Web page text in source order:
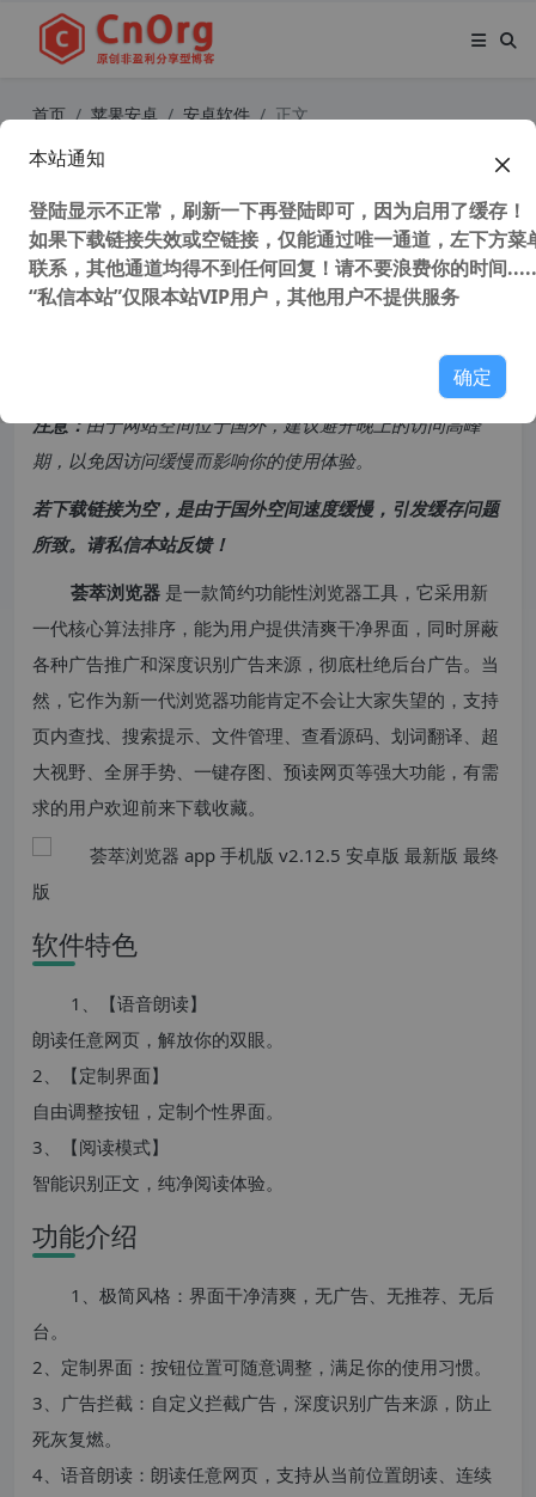
首页 苹果安卓 安卓软件 正文
荟萃浏览器 app 手机版 v2.12.5 安卓
版 最新版 最终版
47,556 次浏览次阅读
注意：由于网站空间位于国外，建议避开晚上的访问高峰
期，以免因访问缓慢而影响你的使用体验。
若下载链接为空，是由于国外空间速度缓慢，引发缓存问题
所致。请私信本站反馈！
荟萃浏览器 是一款简约功能性浏览器工具，它采用新
一代核心算法排序，能为用户提供清爽干净界面，同时屏蔽
各种广告推广和深度识别广告来源，彻底杜绝后台广告。当
然，它作为新一代浏览器功能肯定不会让大家失望的，支持
页内查找、搜索提示、文件管理、查看源码、划词翻译、超
大视野、全屏手势、一键存图、预读网页等强大功能，有需
求的用户欢迎前来下载收藏。
软件特色
1、【语音朗读】
朗读任意网页，解放你的双眼。
2、【定制界面】
自由调整按钮，定制个性界面。
3、【阅读模式】
智能识别正文，纯净阅读体验。
功能介绍
1、极简风格：界面干净清爽，无广告、无推荐、无后
台。
2、定制界面：按钮位置可随意调整，满足你的使用习惯。
3、广告拦截：自定义拦截广告，深度识别广告来源，防止
死灰复燃。
4、语音朗读：朗读任意网页，支持从当前位置朗读、连续
本站通知
登陆显示不正常，刷新一下再登陆即可，因为启用了缓存！
如果下载链接失效或空链接，仅能通过唯一通道，左下方菜
联系，其他通道均得不到任何回复！请不要浪费你的时间
“私信本站”仅限本站VIP用户，其他用户不提供服务
确定